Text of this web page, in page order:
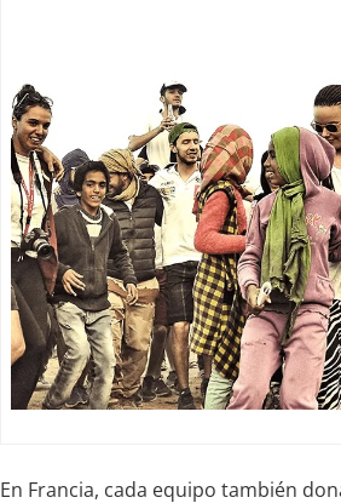
En Francia, cada equipo también